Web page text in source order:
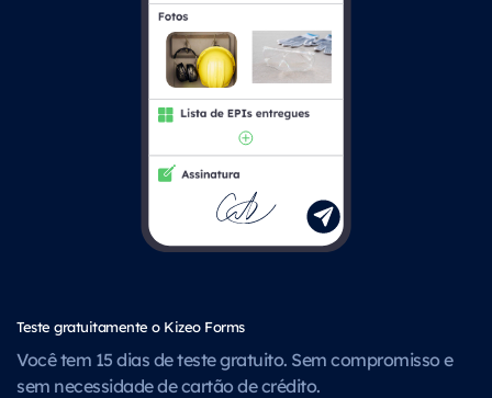
Teste gratuitamente o Kizeo Forms
Você tem 15 dias de teste gratuito. Sem compromisso e
sem necessidade de cartão de crédito.